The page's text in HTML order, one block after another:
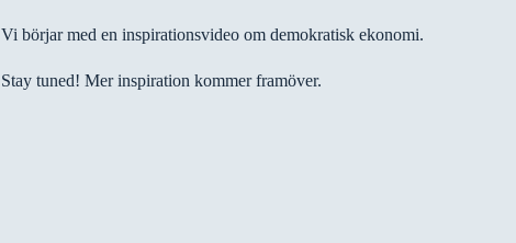
Vi börjar med en inspirationsvideo om demokratisk ekonomi.
Stay tuned! Mer inspiration kommer framöver.